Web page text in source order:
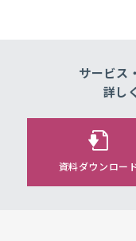
サービス
詳し
資料ダウンロー